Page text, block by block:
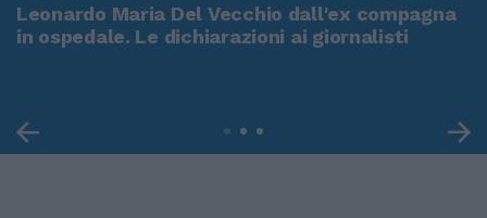
Leonardo Maria Del Vecchio dall'ex compagna
in ospedale. Le dichiarazioni ai giornalisti